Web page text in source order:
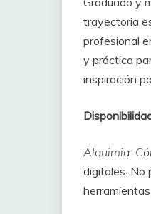
trayectoria
profesional
y práctica
inspiración
Alquimia:
digitales. No